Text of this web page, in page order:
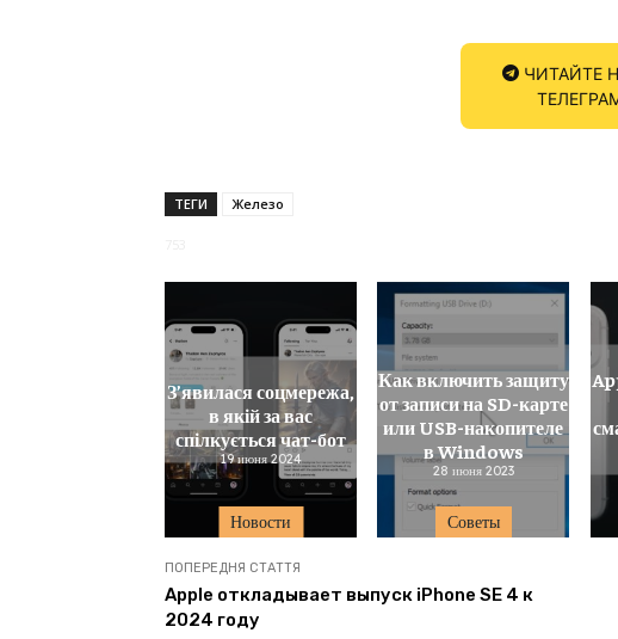
ЧИТАЙТЕ
ТЕГИ Железо
Новости
З’явилася соцмережа,
в якій за вас
спілкується чат-бот
19 июня 2024
Советы
Как включить защиту
от записи на SD-карте
или USB-накопителе
в Windows
28 июня 2023
ПОПЕРЕДНЯ СТАТТЯ
Apple откладывает выпуск iPhone SE 4 к
2024 году